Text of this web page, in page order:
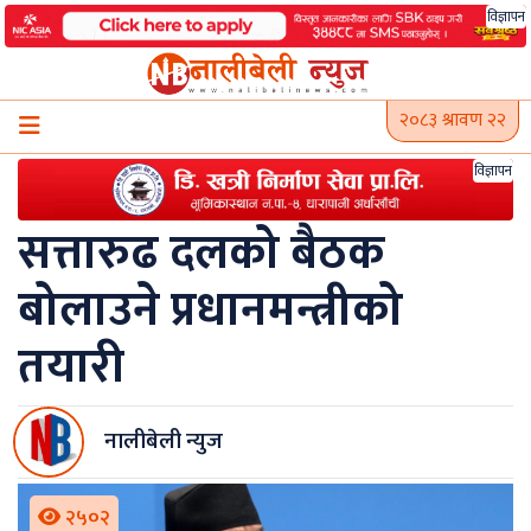
Skip
to
विज्ञापन
२०८३ श्रावण २२
विज्ञापन
सत्तारुढ दलको बैठक
बोलाउने प्रधानमन्त्रीको
तयारी
नालीबेली न्युज
२५०२